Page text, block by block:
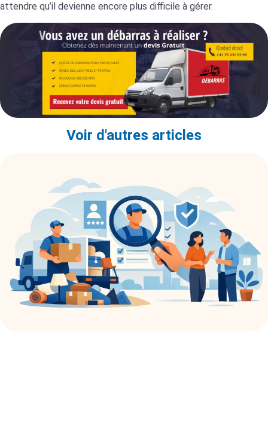
attendre qu’il devienne encore plus difficile à gérer.
Voir d'autres articles